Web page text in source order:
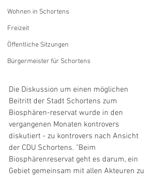
Wohnen in Schortens
Freizeit
Öffentliche Sitzungen
Bürgermeister für Schortens
Die Diskussion um einen möglichen
Beitritt der Stadt Schortens zum
Biosphären-reservat wurde in den
vergangenen Monaten kontrovers
diskutiert - zu kontrovers nach Ansicht
der CDU Schortens. "Beim
Biosphärenreservat geht es darum, ein
Gebiet gemeinsam mit allen Akteuren zu